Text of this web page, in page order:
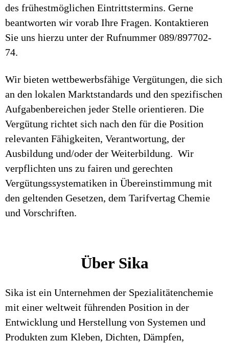
des frühestmöglichen Eintrittstermins. Gerne
beantworten wir vorab Ihre Fragen. Kontaktieren
Sie uns hierzu unter der Rufnummer 089/897702-
74.
Wir bieten wettbewerbsfähige Vergütungen, die sich
an den lokalen Marktstandards und den spezifischen
Aufgabenbereichen jeder Stelle orientieren. Die
Vergütung richtet sich nach den für die Position
relevanten Fähigkeiten, Verantwortung, der
Ausbildung und/oder der Weiterbildung. Wir
verpflichten uns zu fairen und gerechten
Vergütungssystematiken in Übereinstimmung mit
den geltenden Gesetzen, dem Tarifvertag Chemie
und Vorschriften.
Über Sika
Sika ist ein Unternehmen der Spezialitätenchemie
mit einer weltweit führenden Position in der
Entwicklung und Herstellung von Systemen und
Produkten zum Kleben, Dichten, Dämpfen,